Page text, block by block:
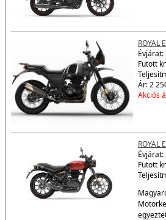
ROYAL
Évjárat:
Futott
Ár: 2
Akciós
ROYAL
Évjárat:
Futott